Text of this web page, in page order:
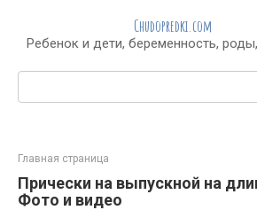
контенту
Chudopredki.com
Ребенок и дети, беременность,
Поиск:
Главная страница
Прически на выпускной на
Фото и видео